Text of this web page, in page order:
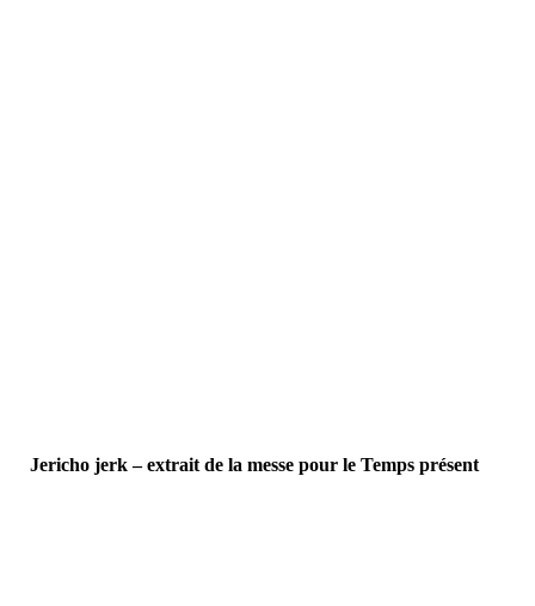
Jericho jerk – extrait de la messe pour le Temps présent